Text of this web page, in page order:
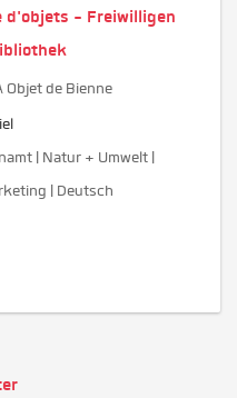
d'objets - Freiwilligen
Objet de Bienne
| Natur + Umwelt |
| Deutsch